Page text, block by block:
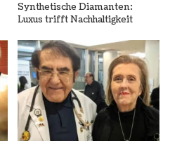
Synthetische Diamanten:
Luxus trifft Nachhaltigkeit